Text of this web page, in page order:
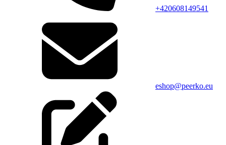
+420608149541
eshop@peerko.eu